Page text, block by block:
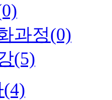
과정(0)
(5)
(4)